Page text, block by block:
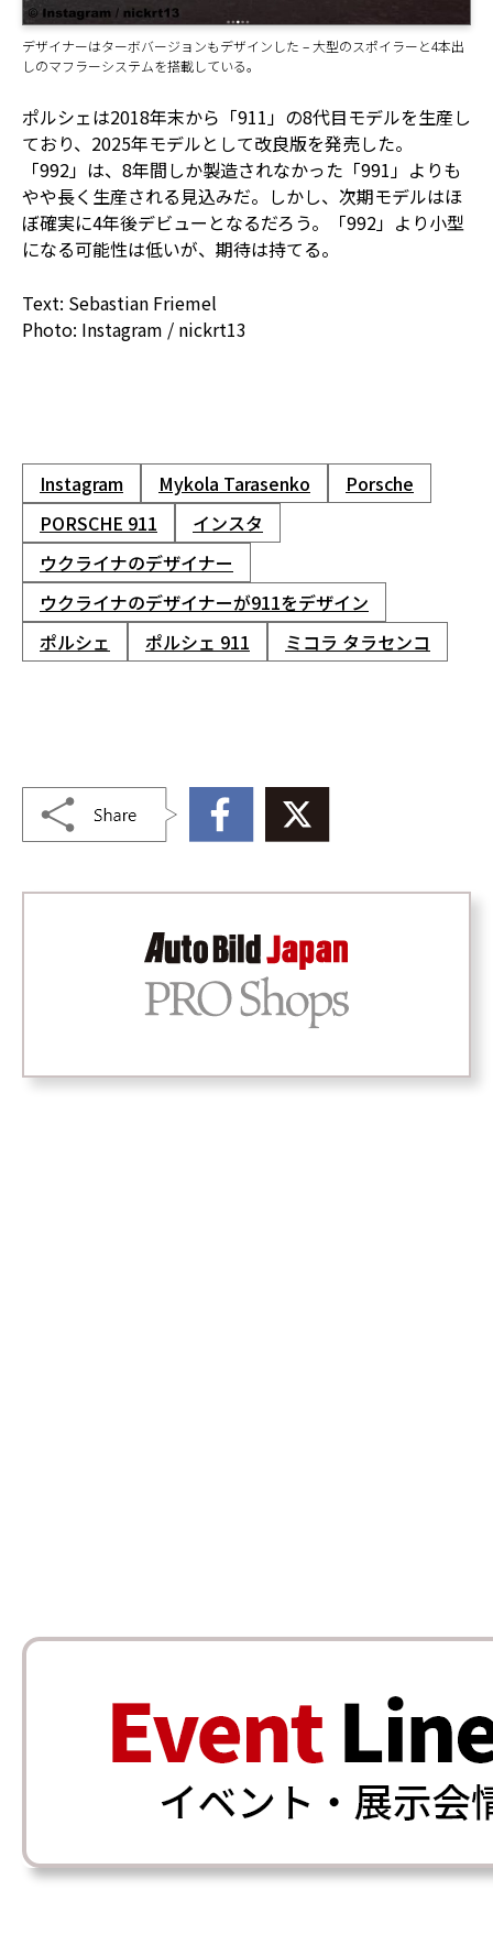
デザイナーはターボバージョンもデザインした – 大型のスポイラーと4本出
しのマフラーシステムを搭載している。
ポルシェは2018年末から「911」の8代目モデルを生産し
ており、2025年モデルとして改良版を発売した。
「992」は、8年間しか製造されなかった「991」よりも
やや長く生産される見込みだ。しかし、次期モデルはほ
ぼ確実に4年後デビューとなるだろう。「992」より小型
になる可能性は低いが、期待は持てる。
Text: Sebastian Friemel
Photo: Instagram / nickrt13
Instagram Mykola Tarasenko
Porsche
PORSCHE 911
インスタ
ウクライナのデザイナー
ウクライナのデザイナーが911をデザイン
ポルシェ
ポルシェ 911 ミコラ タラセンコ